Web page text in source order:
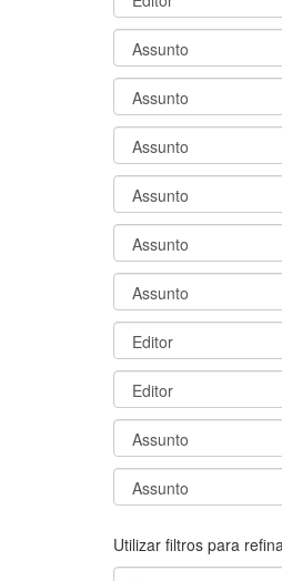
Utilizar filtros para